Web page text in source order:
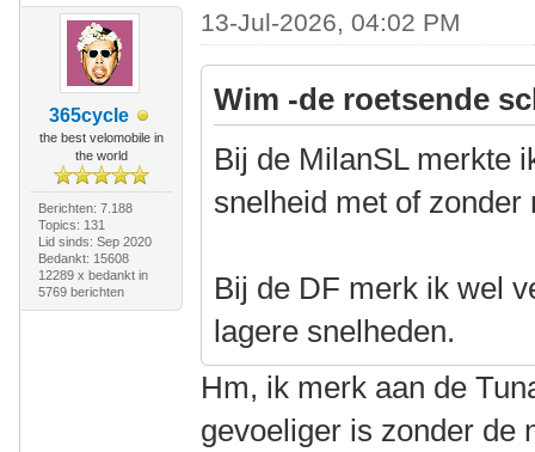
365cycle
the best velomobile in
the world
Berichten: 7.188
Topics: 131
Lid sinds: Sep 2020
Bedankt: 15608
12289 x bedankt in
5769 berichten
13-Jul-2026, 04:02 PM
Wim -de roetsende
Bij de MilanSL merkte
snelheid met of
Bij de DF merk ik wel
lagere snelheden.
Hm, ik merk aan de
gevoeliger is zonder de